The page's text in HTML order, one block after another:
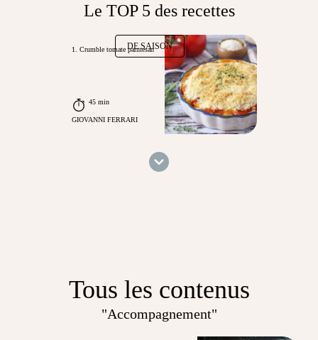
Le TOP 5 des recettes
DE SAISON
1. Crumble tomate parmesan
45 min
GIOVANNI FERRARI
Tous les contenus
"Accompagnement"